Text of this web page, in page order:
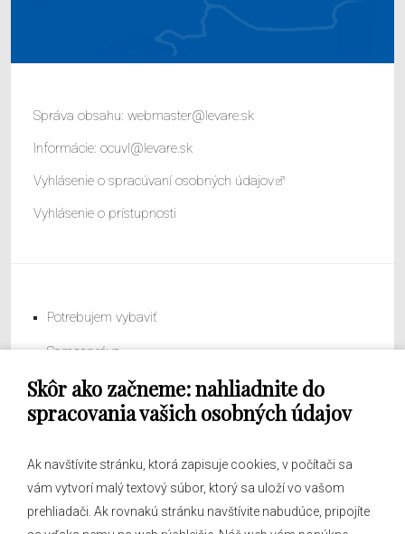
Skôr ako začneme: nahliadnite do
spracovania vašich osobných údajov
Ak navštívite stránku, ktorá zapisuje cookies, v počítači sa
vám vytvorí malý textový súbor, ktorý sa uloží vo vašom
prehliadači. Ak rovnakú stránku navštívite nabudúce, pripojíte
Správa obsahu: webmaster@levare.sk
Informácie: ocuvl@levare.sk
Vyhlásenie o spracúvaní osobných údajov
Vyhlásenie o prístupnosti
Potrebujem vybaviť
Samospráva
Obecný úrad
O obci